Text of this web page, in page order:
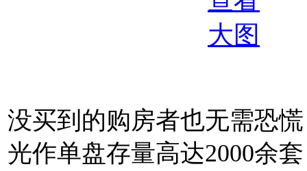
没买到的购房者也无需恐
光作单盘存量高达2000余